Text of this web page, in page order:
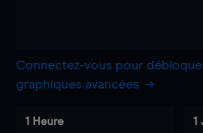
Connectez-vous pour
graphiques avancées
1 Heure 1